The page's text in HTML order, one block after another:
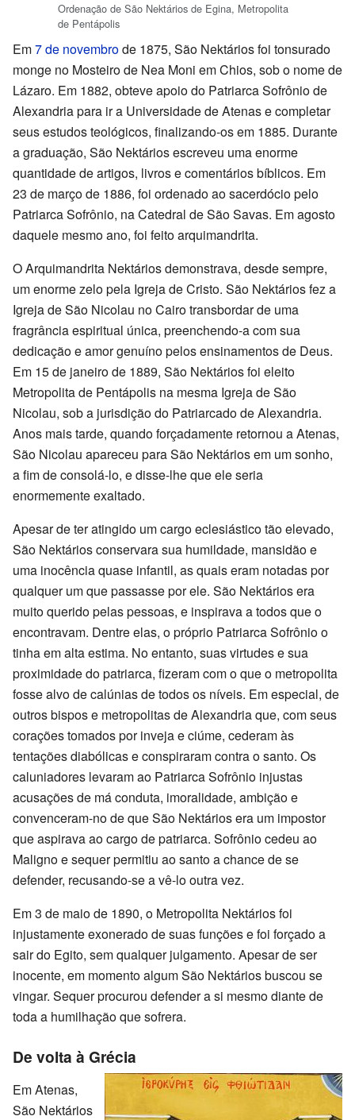
Ordenação de São Nektários de Egina, Metropolita
de Pentápolis
Em7 de novembrode 1875, São Nektários foi tonsurado
monge no Mosteiro de Nea Moni em Chios, sob o nome de
Lázaro. Em 1882, obteve apoio do Patriarca Sofrônio de
Alexandria para ir a Universidade de Atenas e completar
seus estudos teológicos, finalizando-os em 1885. Durante
a graduação, São Nektários escreveu uma enorme
quantidade de artigos, livros e comentários bíblicos. Em
23 de março de 1886, foi ordenado ao sacerdócio pelo
Patriarca Sofrônio, na Catedral de São Savas. Em agosto
daquele mesmo ano, foi feito arquimandrita.
O Arquimandrita Nektários demonstrava, desde sempre,
um enorme zelo pela Igreja de Cristo. São Nektários fez a
Igreja de São Nicolau no Cairo transbordar de uma
fragrância espiritual única, preenchendo-a com sua
dedicação e amor genuíno pelos ensinamentos de Deus.
Em 15 de janeiro de 1889, São Nektários foi eleito
Metropolita de Pentápolis na mesma Igreja de São
Nicolau, sob a jurisdição do Patriarcado de Alexandria.
Anos mais tarde, quando forçadamente retornou a Atenas,
São Nicolau apareceu para São Nektários em um sonho,
a fim de consolá-lo, e disse-lhe que ele seria
enormemente exaltado.
Apesar de ter atingido um cargo eclesiástico tão elevado,
São Nektários conservara sua humildade, mansidão e
uma inocência quase infantil, as quais eram notadas por
qualquer um que passasse por ele. São Nektários era
muito querido pelas pessoas, e inspirava a todos que o
encontravam. Dentre elas, o próprio Patriarca Sofrônio o
tinha em alta estima. No entanto, suas virtudes e sua
proximidade do patriarca, fizeram com o que o metropolita
fosse alvo de calúnias de todos os níveis. Em especial, de
outros bispos e metropolitas de Alexandria que, com seus
corações tomados por inveja e ciúme, cederam às
tentações diabólicas e conspiraram contra o santo. Os
caluniadores levaram ao Patriarca Sofrônio injustas
acusações de má conduta, imoralidade, ambição e
convenceram-no de que São Nektários era um impostor
que aspirava ao cargo de patriarca. Sofrônio cedeu ao
Maligno e sequer permitiu ao santo a chance de se
defender, recusando-se a vê-lo outra vez.
Em 3 de maio de 1890, o Metropolita Nektários foi
injustamente exonerado de suas funções e foi forçado a
sair do Egito, sem qualquer julgamento. Apesar de ser
inocente, em momento algum São Nektários buscou se
vingar. Sequer procurou defender a si mesmo diante de
toda a humilhação que sofrera.
De volta à Grécia
Em Atenas,
São Nektários